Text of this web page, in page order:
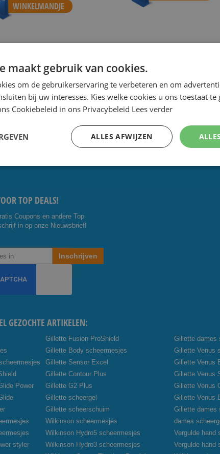
WINKELMANDJE
de scherpste prijs. Speciale Dag- en Weekaanbiedingen.
ok
e
TOP DEALS!
Coupons en andere Top
in op onze Nieuwsbrief!
Inschrijven
GEZOCHTE ARTIKELEN:
Power
styler
Gillette Fusion ProShield
Gillette Body scheermesjes
Gillette Sensor Excel
Gillette Contour Plus
Gillette G2 Plus
Gillette scheergel
Gillette scheerschuim
Wilkinson scheermesjes
Wilkinson Hydro5 scheermesjes
Wilkinson Hydro3 scheermesjes
Gillette dames
Gillette Venus
Gillette Venus
Gillette Venus
Gillette Venus
Gillette Venus
Gillette dames
dames
Vergulde hand
Vergulde hand
maakt gebruik van cookies.
om de gebruikerservaring te verbeteren en om
bij uw interesses. Kies welke cookies u ons toestaat
Cookiebeleid in ons Privacybeleid Lees verder
ALLES AFWIJZEN